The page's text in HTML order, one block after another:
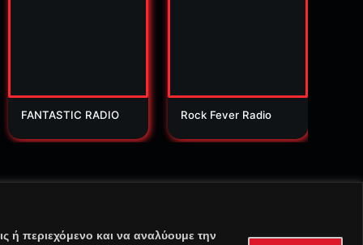
ή περιεχόμενο και να αναλύουμε την
FANTASTIC RADIO Rock Fever Radio